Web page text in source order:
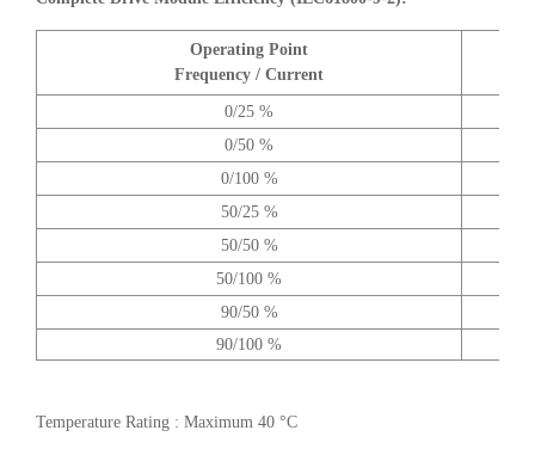
Operating Point
Frequency / Current
0/25 %
0/50 %
0/100 %
50/25 %
50/50 %
50/100 %
90/50 %
90/100 %
Temperature Rating : Maximum 40 °C